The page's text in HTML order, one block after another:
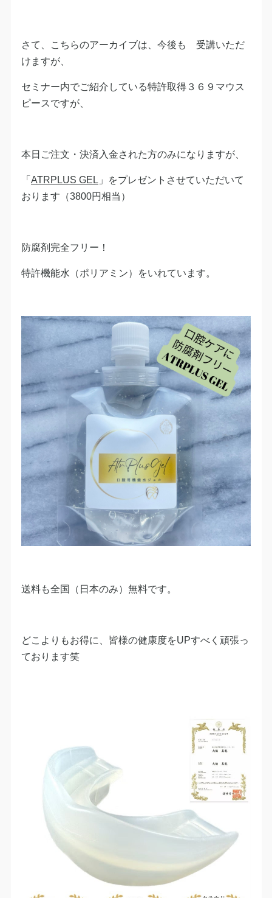
さて、こちらのアーカイブは、今後も 受講いただ
けますが、
セミナー内でご紹介している特許取得３６９マウス
ピースですが、
本日ご注文・決済入金された方のみになりますが、
「ATRPLUS GEL 」をプレゼントさせていただいて
おります（3800円相当）
防腐剤完全フリー！
特許機能水（ポリアミン）をいれています。
送料も全国（日本のみ）無料です。
どこよりもお得に、皆様の健康度をUPすべく頑張っ
ております笑